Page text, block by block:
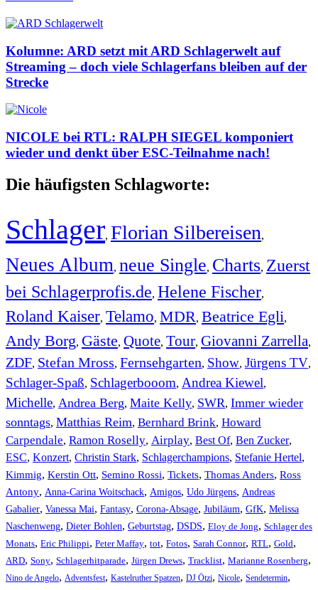
Kolumne: ARD setzt mit ARD Schlagerwelt auf
Streaming – doch viele Schlagerfans bleiben auf der
Strecke
NICOLE bei RTL: RALPH SIEGEL komponiert
wieder und denkt über ESC-Teilnahme nach!
Die häufigsten Schlagworte:
Schlager, Florian Silbereisen,
Neues Album, neue Single, Charts, Zuerst
bei Schlagerprofis.de, Helene Fischer,
Roland Kaiser, Telamo, MDR, Beatrice Egli,
Andy Borg, Gäste, Quote, Tour, Giovanni Zarrella,
ZDF, Stefan Mross, Fernsehgarten, Show, Jürgens TV,
Schlager-Spaß, Schlagerbooom, Andrea Kiewel,
Michelle, Andrea Berg, Maite Kelly, SWR, Immer wieder
sonntags, Matthias Reim, Bernhard Brink, Howard
Carpendale, Ramon Roselly, Airplay, Best Of, Ben Zucker,
ESC, Konzert, Christin Stark, Schlagerchampions, Stefanie Hertel,
Kimmig, Kerstin Ott, Semino Rossi, Tickets, Thomas Anders, Ross
Antony, Anna-Carina Woitschack, Amigos, Udo Jürgens, Andreas
Gabalier, Vanessa Mai, Fantasy, Corona-Absage, Jubiläum, GfK, Melissa
Naschenweng, Dieter Bohlen, Geburtstag, DSDS, Eloy de Jong, Schlager des
Monats, Eric Philippi, Peter Maffay, tot, Fotos, Sarah Connor, RTL, Gold,
ARD, Sony, Schlagerhitparade, Jürgen Drews, Tracklist, Marianne Rosenberg,
Nino de Angelo, Adventsfest, Kastelruther Spatzen, DJ Ötzi, Nicole, Sendetermin,